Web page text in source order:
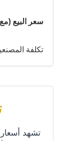
سعر البيع (مع
تكلفة المصنعية:
تشهد